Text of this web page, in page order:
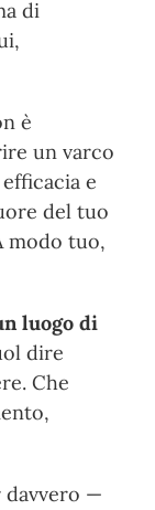
di
è
un varco
e
del tuo
modo tuo,
luogo di
dire
Che
davvero —